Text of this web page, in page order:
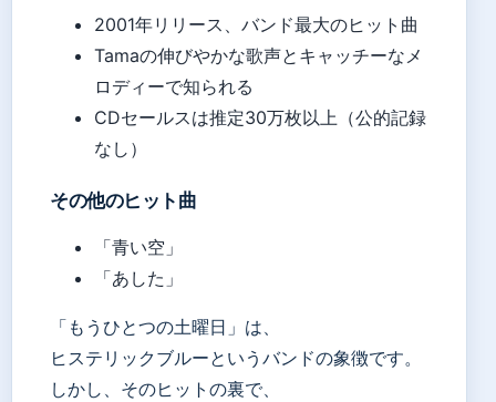
2001年リリース、バンド最大のヒット曲
Tamaの伸びやかな歌声とキャッチーなメ
ロディーで知られる
CDセールスは推定30万枚以上（公的記録
なし）
その他のヒット曲
「青い空」
「あした」
「もうひとつの土曜日」は、
ヒステリックブルーというバンドの象徴です。
しかし、そのヒットの裏で、